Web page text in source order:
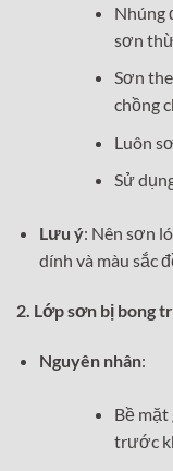
Nhúng
sơn
Sơn
chồng
Luôn
Sử
Lưu ý: Nên sơn
dính và màu sắc
2. Lớp sơn bị bong
Nguyên nhân:
Bề
trước